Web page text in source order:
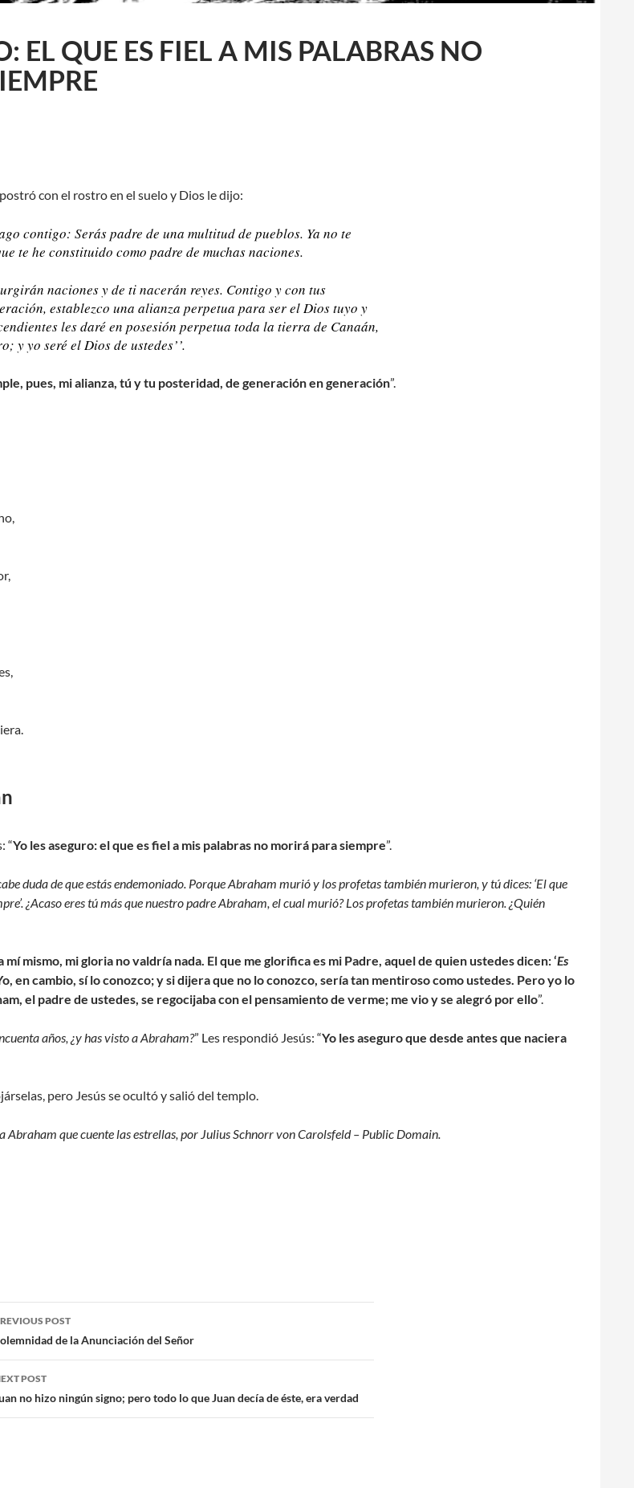
EL QUE ES FIEL A MIS PALABRAS NO
con el rostro en el suelo y Dios le dijo:
contigo: Serás padre de una multitud de pueblos. Ya no te
te he constituido como padre de muchas naciones.
naciones y de ti nacerán reyes. Contigo y con tus
establezco una alianza perpetua para ser el Dios tuyo y
les daré en posesión perpetua toda la tierra de Canaán,
y yo seré el Dios de ustedes’’.
pues, mi alianza, tú y tu posteridad, de generación en generación”.
“Yo les aseguro: el que es fiel a mis palabras no morirá para siempre”.
duda de que estás endemoniado. Porque Abraham murió y los profetas también murieron, y tú dices: ‘El que
¿Acaso eres tú más que nuestro padre Abraham, el cual murió? Los profetas también murieron. ¿Quién
mismo, mi gloria no valdría nada. El que me glorifica es mi Padre, aquel de quien ustedes dicen: ‘Es
en cambio, sí lo conozco; y si dijera que no lo conozco, sería tan mentiroso como ustedes. Pero yo lo
el padre de ustedes, se regocijaba con el pensamiento de verme; me vio y se alegró por ello”.
años, ¿y has visto a Abraham?” Les respondió Jesús: “Yo les aseguro que desde antes que naciera
pero Jesús se ocultó y salió del templo.
Abraham que cuente las estrellas, por Julius Schnorr von Carolsfeld – Public Domain.
POST
de la Anunciación del Señor
POST
no hizo ningún signo; pero todo lo que Juan decía de éste, era verdad